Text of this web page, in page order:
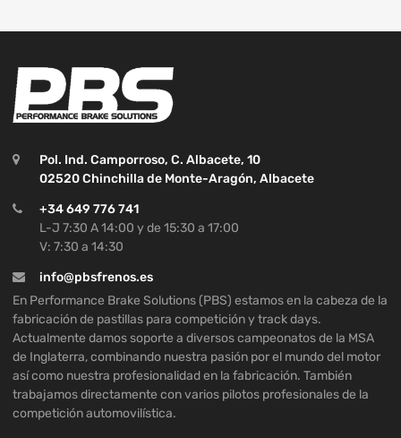
Pol. Ind. Camporroso, C. Albacete, 10
02520 Chinchilla de Monte-Aragón, Albacete
+34 649 776 741
L-J 7:30 A 14:00 y de 15:30 a 17:00
V: 7:30 a 14:30
info@pbsfrenos.es
En Performance Brake Solutions (PBS) estamos en la cabeza de la
fabricación de pastillas para competición y track days.
Actualmente damos soporte a diversos campeonatos de la MSA
de Inglaterra, combinando nuestra pasión por el mundo del motor
así como nuestra profesionalidad en la fabricación. También
trabajamos directamente con varios pilotos profesionales de la
competición automovilística.